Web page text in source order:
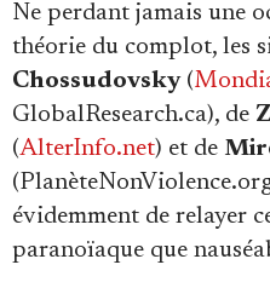
Ne perdant jamais une
théorie du complot, les
Chossudovsky(
GlobalResearch.ca), de
(AlterInfo.net) et de
évidemment de relayer
paranoïaque que